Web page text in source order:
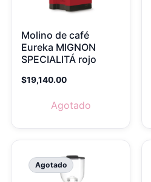
Molino de café
Eureka MIGNON
SPECIALITÁ rojo
$19,140.00
Agotado
Agotado